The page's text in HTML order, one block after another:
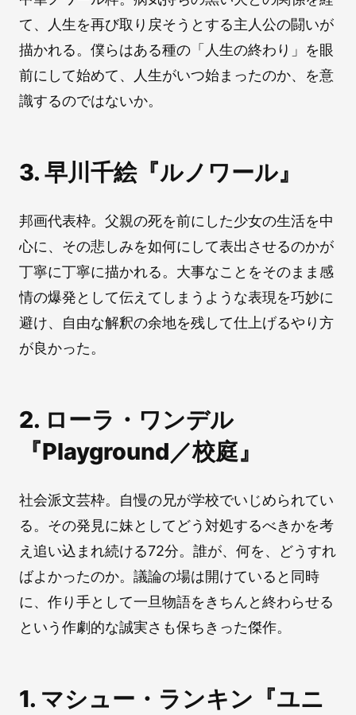
て、人生を再び取り戻そうとする主人公の闘いが
描かれる。僕らはある種の「人生の終わり」を眼
前にして始めて、人生がいつ始まったのか、を意
識するのではないか。
3. 早川千絵『ルノワール』
邦画代表枠。父親の死を前にした少女の生活を中
心に、その悲しみを如何にして表出させるのかが
丁寧に丁寧に描かれる。大事なことをそのまま感
情の爆発として伝えてしまうような表現を巧妙に
避け、自由な解釈の余地を残して仕上げるやり方
が良かった。
2. ローラ・ワンデル
『Playground／校庭』
社会派文芸枠。自慢の兄が学校でいじめられてい
る。その発見に妹としてどう対処するべきかを考
え追い込まれ続ける72分。誰が、何を、どうすれ
ばよかったのか。議論の場は開けていると同時
に、作り手として一旦物語をきちんと終わらせる
という作劇的な誠実さも保ちきった傑作。
1. マシュー・ランキン『ユニ